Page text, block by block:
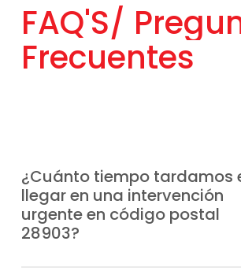
FAQ'S/
Frecuentes
¿Cuánto tiempo tardamos
llegar en una intervención
urgente en código postal
28903?